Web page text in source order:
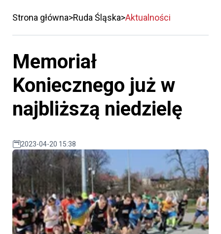
Strona główna Ruda Śląska Aktualności
Memoriał
Koniecznego już w
najbliższą niedzielę
2023-04-20 15:38